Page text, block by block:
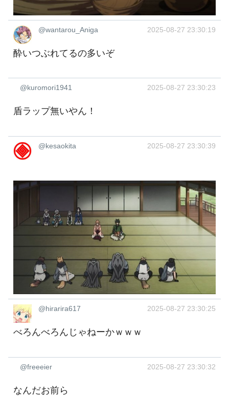
@wantarou_Aniga 2025-08-27 23:30:19
酔いつぶれてるの多いぞ
@kuromori1941 2025-08-27 23:30:23
盾ラップ無いやん！
@kesaokita 2025-08-27 23:30:39
@hirarira617 2025-08-27 23:30:25
べろんべろんじゃねーかｗｗｗ
@freeeier 2025-08-27 23:30:32
なんだお前ら